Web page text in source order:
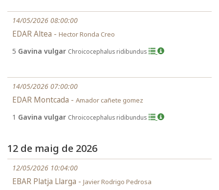
14/05/2026 08:00:00
EDAR Altea - Hector Ronda Creo
5 Gavina vulgar Chroicocephalus ridibundus
14/05/2026 07:00:00
EDAR Montcada - Amador cañete gomez
1 Gavina vulgar Chroicocephalus ridibundus
12 de maig de 2026
12/05/2026 10:04:00
EBAR Platja Llarga - Javier Rodrigo Pedrosa